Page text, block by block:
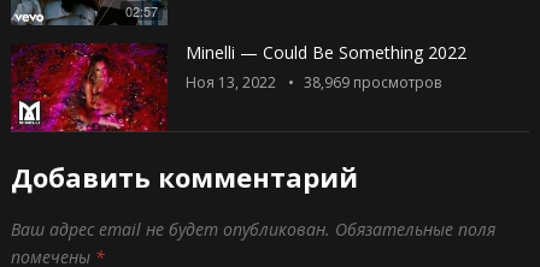
02:57
Minelli — Could Be Something 2022
Ноя 13, 2022 38,969просмотров
Добавить комментарий
Ваш адрес email не будет опубликован. Обязательные поля
помечены *